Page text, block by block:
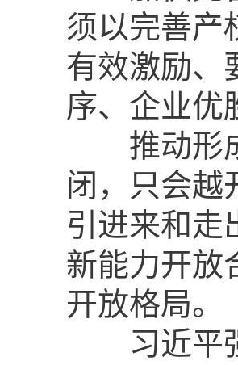
须以完善产
有效激励、
序、企业优
推动形成
闭，只会越
引进来和走
新能力开放
开放格局。
习近平强